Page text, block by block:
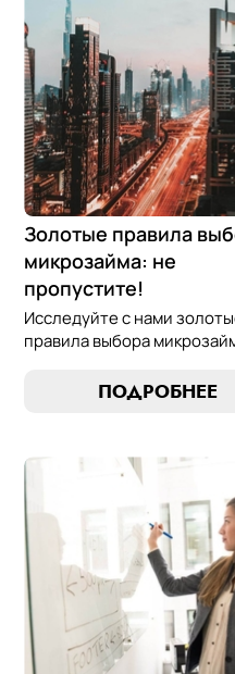
Золотые правила
микрозайма: не
пропустите!
Исследуйте с нами
правила выбора
оптимальный вариант,
финансовую
компас в мире
ПОДРОБНЕЕ